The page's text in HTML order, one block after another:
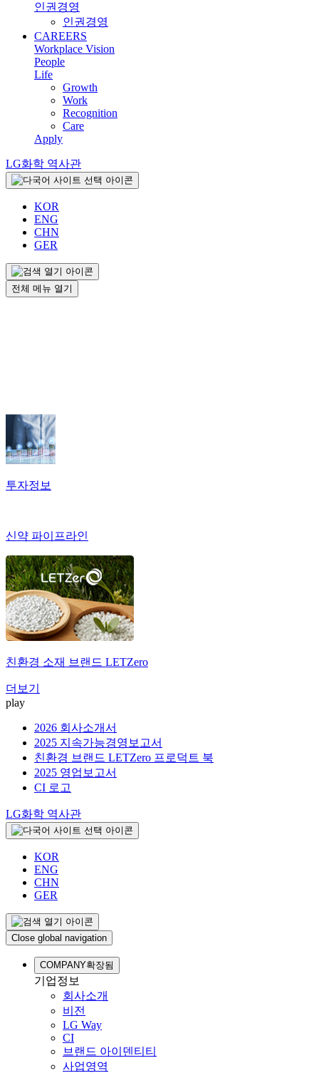
인권경영
인권경영
CAREERS
Workplace Vision
People
Life
Growth
Work
Recognition
Care
Apply
LG화학 역사관
KOR
ENG
CHN
GER
전체 메뉴 열기
투자정보
신약 파이프라인
친환경 소재 브랜드 LETZero
더보기
play
2026 회사소개서
2025 지속가능경영보고서
친환경 브랜드 LETZero 프로덕트 북
2025 영업보고서
CI 로고
LG화학 역사관
KOR
ENG
CHN
GER
Close global navigation
COMPANY확장됨
기업정보
회사소개
비전
LG Way
CI
브랜드 아이덴티티
사업영역